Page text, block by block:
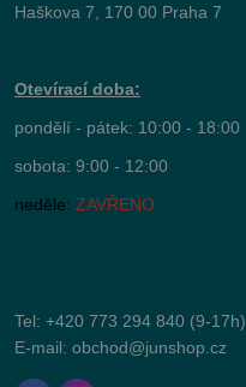
Haškova 7, 170 00 Praha 7
Otevírací doba:
pondělí - pátek: 10:00 - 18:00
sobota: 9:00 - 12:00
neděle: ZAVŘENO
Tel: +420 773 294 840 (9-17h)
E-mail: obchod@junshop.cz